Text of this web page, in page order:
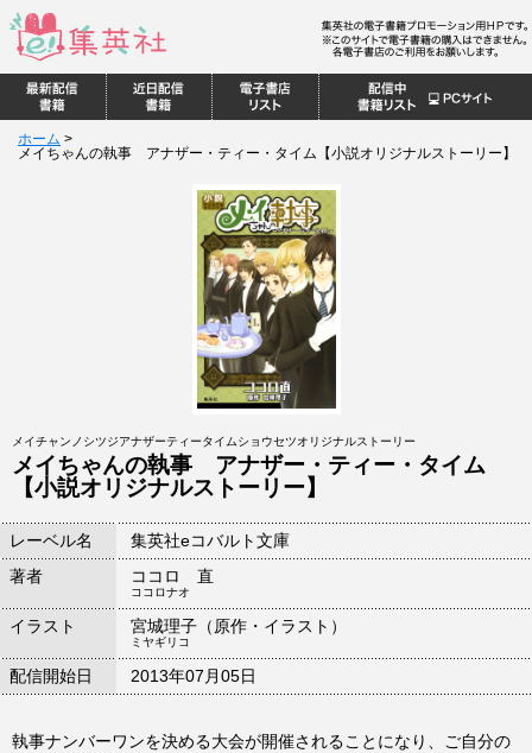
ホーム >
メイちゃんの執事 アナザー・ティー・タイム【小説オリジナルストーリー】
メイチャンノシツジアナザーティータイムショウセツオリジナルストーリー
メイちゃんの執事 アナザー・ティー・タイム
【小説オリジナルストーリー】
レーベル名
集英社eコバルト文庫
著者
ココロ 直
ココロナオ
イラスト 宮城理子（原作・イラスト）
ミヤギリコ
配信開始日 2013年07月05日
執事ナンバーワンを決める大会が開催されることになり、ご自分の